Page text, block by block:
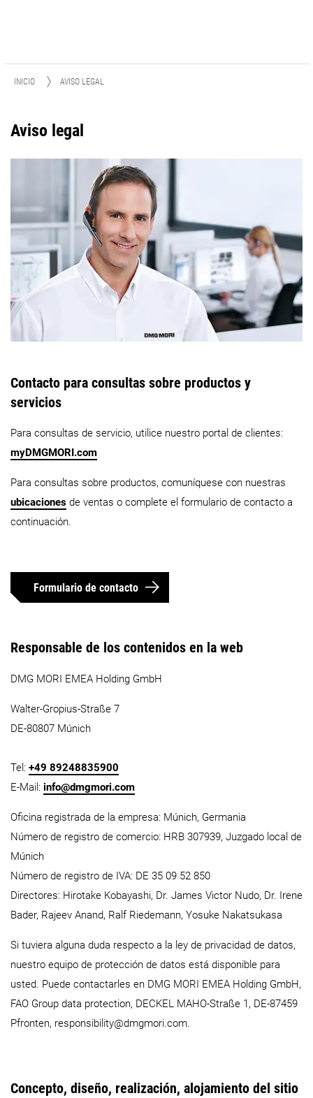
INICIO AVISO LEGAL
Aviso legal
Contacto para consultas sobre productos y
servicios
Para consultas de servicio, utilice nuestro portal de clientes:
myDMGMORI.com
Para consultas sobre productos, comuníquese con nuestras
ubicaciones de ventas o complete el formulario de contacto a
continuación.
Formulario de contacto
Responsable de los contenidos en la web
DMG MORI EMEA Holding GmbH
Walter-Gropius-Straße 7
DE-80807 Múnich
Tel: +49 89248835900
E-Mail: info@dmgmori.com
Oficina registrada de la empresa: Múnich, Germania
Número de registro de comercio: HRB 307939, Juzgado local de
Múnich
Número de registro de IVA: DE 35 09 52 850
Directores: Hirotake Kobayashi, Dr. James Victor Nudo, Dr. Irene
Bader, Rajeev Anand, Ralf Riedemann, Yosuke Nakatsukasa
Si tuviera alguna duda respecto a la ley de privacidad de datos,
nuestro equipo de protección de datos está disponible para
usted. Puede contactarles en DMG MORI EMEA Holding GmbH,
FAO Group data protection, DECKEL MAHO-Straße 1, DE-87459
Pfronten, responsibility@dmgmori.com.
Concepto, diseño, realización, alojamiento del sitio